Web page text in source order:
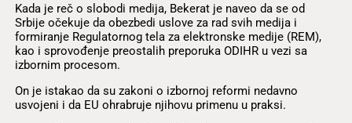
Kada je reč o slobodi medija, Bekerat je naveo da se od
Srbije očekuje da obezbedi uslove za rad svih medija i
formiranje Regulatornog tela za elektronske medije (REM),
kao i sprovođenje preostalih preporuka ODIHR u vezi sa
izbornim procesom.
On je istakao da su zakoni o izbornoj reformi nedavno
usvojeni i da EU ohrabruje njihovu primenu u praksi.